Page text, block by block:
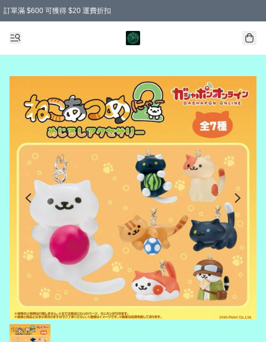
訂單滿 $600 可獲得 $20 運費折扣